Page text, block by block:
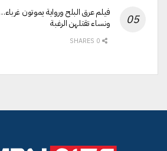
فيلم عرق البلح ورواية يموتون
ونساء تقتلهن الرغبة